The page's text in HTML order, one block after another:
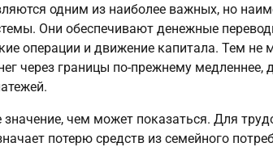
одним из наиболее важных, но
Они обеспечивают денежные
операции и движение капитала. Тем не
через границы по-прежнему медленнее,
чем может показаться. Для
потерю средств из семейного